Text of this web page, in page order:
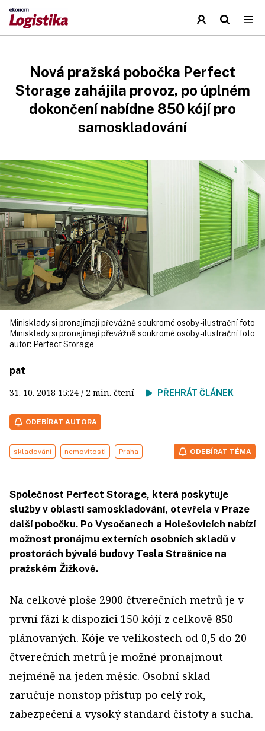
Nová pražská pobočka Perfect
Storage zahájila provoz, po úplném
dokončení nabídne 850 kójí pro
samoskladování
Minisklady si pronajímají převážně soukromé osoby - ilustrační foto
Minisklady si pronajímají převážně soukromé osoby - ilustrační foto
autor: Perfect Storage
pat
31. 10. 2018 15:24 / 2 min. čtení PŘEHRÁT ČLÁNEK
ODEBÍRAT AUTORA
skladování nemovitosti Praha ODEBÍRAT TÉMA
Společnost Perfect Storage, která poskytuje
služby v oblasti samoskladování, otevřela v Praze
další pobočku. Po Vysočanech a Holešovicích nabízí
možnost pronájmu externích osobních skladů v
prostorách bývalé budovy Tesla Strašnice na
pražském Žižkově.
Na celkové ploše 2900 čtverečních metrů je v
první fázi k dispozici 150 kójí z celkově 850
plánovaných. Kóje ve velikostech od 0,5 do 20
čtverečních metrů je možné pronajmout
nejméně na jeden měsíc. Osobní sklad
zaručuje nonstop přístup po celý rok,
zabezpečení a vysoký standard čistoty a sucha.